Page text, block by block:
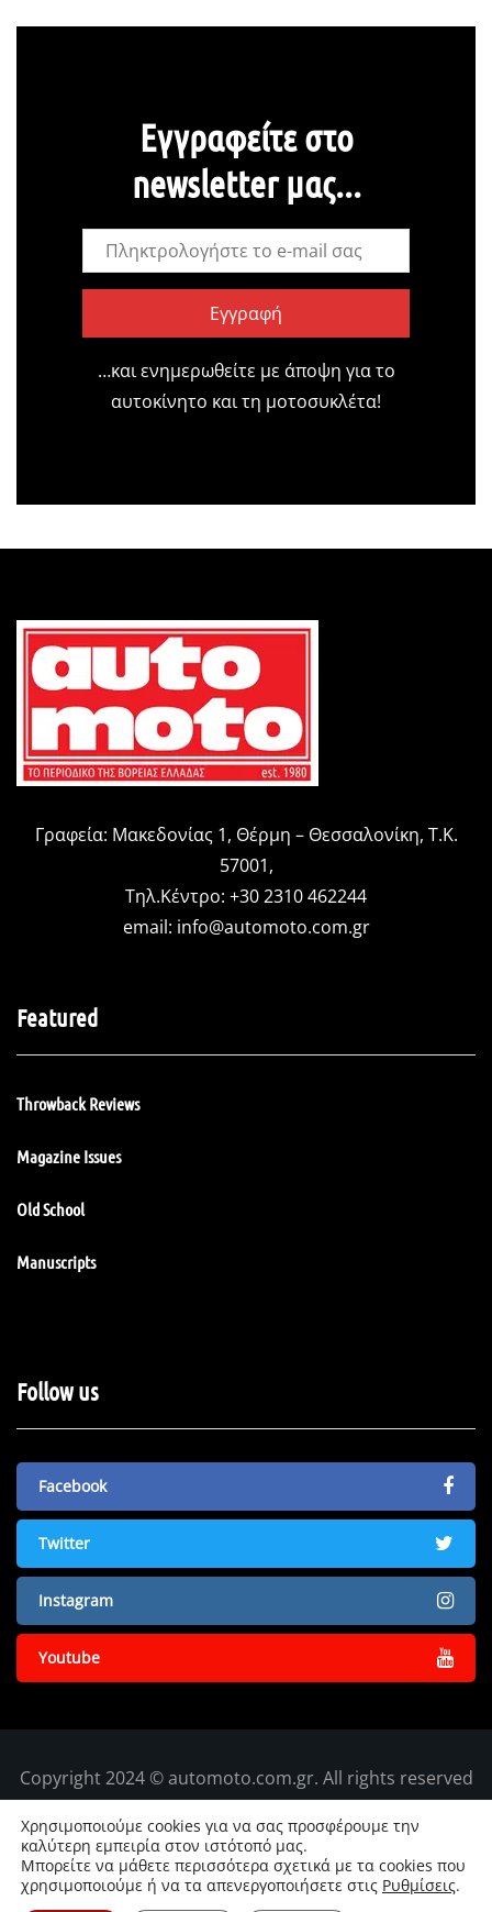
Εγγραφείτε στο
newsletter μας...
Εγγραφή
…και ενημερωθείτε με άποψη για το
αυτοκίνητο και τη μοτοσυκλέτα!
Γραφεία: Μακεδονίας 1, Θέρμη – Θεσσαλονίκη, Τ.Κ.
57001,
Τηλ.Κέντρο: +30 2310 462244
email: info@automoto.com.gr
Featured
Throwback Reviews
Magazine Issues
Old School
Manuscripts
Follow us
Facebook
Twitter
Instagram
Youtube
Copyright 2024 © automoto.com.gr. All rights reserved
Χρησιμοποιούμε cookies για να σας προσφέρουμε την
καλύτερη εμπειρία στον ιστότοπό μας.
Μπορείτε να μάθετε περισσότερα σχετικά με τα cookies που
χρησιμοποιούμε ή να τα απενεργοποιήσετε στις Ρυθμίσεις.